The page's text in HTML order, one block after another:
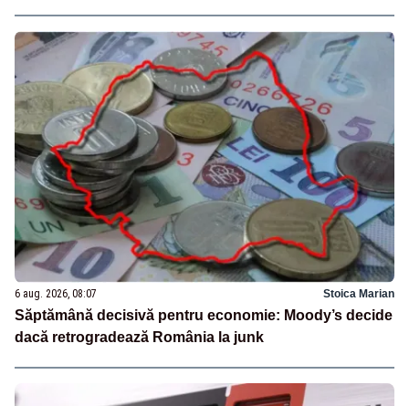
6 aug. 2026, 08:07 Stoica Marian
Săptămână decisivă pentru economie: Moody’s decide
dacă retrogradează România la junk